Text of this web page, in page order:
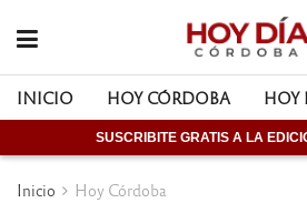
INICIO HOY CÓRDOBA HOY
SUSCRIBITE GRATIS A LA
Inicio Hoy Córdoba